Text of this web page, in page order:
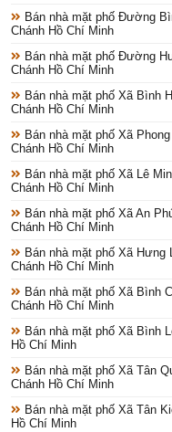
Bán nhà mặt phố Đường
Chánh Hồ Chí Minh
Bán nhà mặt phố Đường
Chánh Hồ Chí Minh
Bán nhà mặt phố Xã Bình
Chánh Hồ Chí Minh
Bán nhà mặt phố Xã
Chánh Hồ Chí Minh
Bán nhà mặt phố Xã Lê
Chánh Hồ Chí Minh
Bán nhà mặt phố Xã An
Chánh Hồ Chí Minh
Bán nhà mặt phố Xã Hưng
Chánh Hồ Chí Minh
Bán nhà mặt phố Xã Bình
Chánh Hồ Chí Minh
Bán nhà mặt phố Xã Bình
Hồ Chí Minh
Bán nhà mặt phố Xã Tân
Chánh Hồ Chí Minh
Bán nhà mặt phố Xã Tân
Hồ Chí Minh